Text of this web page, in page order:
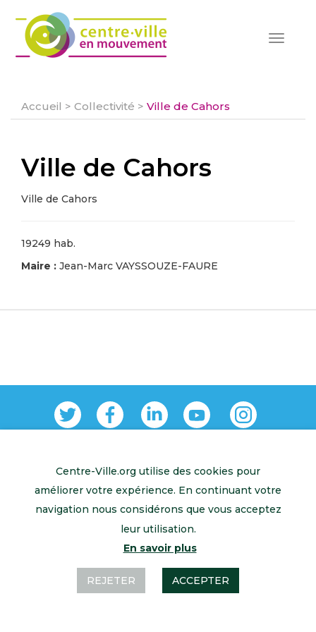
Toggle
Accueil > Collectivité > Ville de Cahors
Ville de Cahors
Ville de Cahors
19249 hab.
Maire : Jean-Marc VAYSSOUZE-FAURE
Retour à l’accueil Mentions légales Contactez-nous
Centre-Ville.org utilise des cookies pour
améliorer votre expérience. En continuant votre
navigation nous considérons que vous acceptez
leur utilisation.
En savoir plus
REJETER ACCEPTER